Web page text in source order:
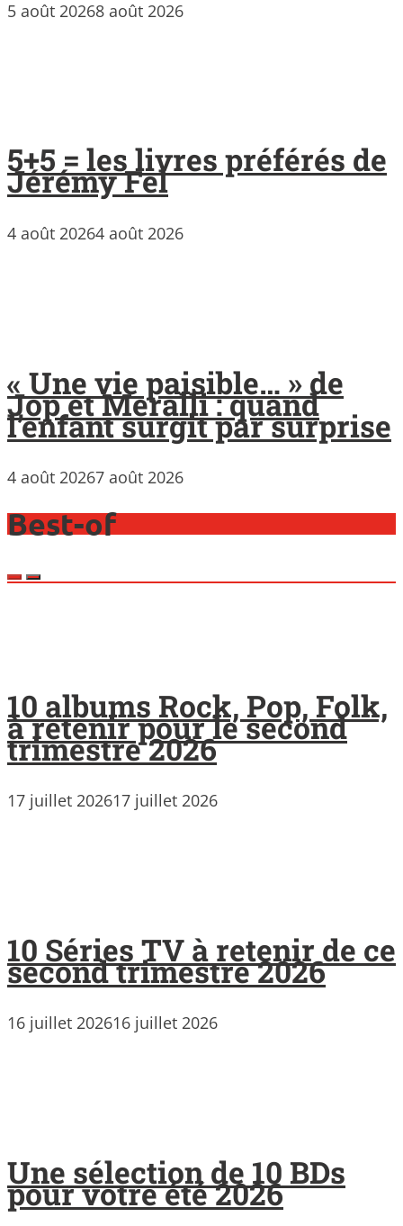
5 août 20268 août 2026
5+5 = les livres préférés de
Jérémy Fel
4 août 20264 août 2026
« Une vie paisible… » de
Jop et Meralli : quand
l’enfant surgit par surprise
4 août 20267 août 2026
Best-of
10 albums Rock, Pop, Folk,
à retenir pour le second
trimestre 2026
17 juillet 202617 juillet 2026
10 Séries TV à retenir de ce
second trimestre 2026
16 juillet 202616 juillet 2026
Une sélection de 10 BDs
pour votre été 2026